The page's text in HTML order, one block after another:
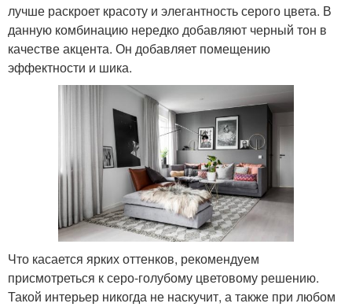
лучше раскроет красоту и элегантность серого цвета. В
данную комбинацию нередко добавляют черный тон в
качестве акцента. Он добавляет помещению
эффектности и шика.
Что касается ярких оттенков, рекомендуем
присмотреться к серо-голубому цветовому решению.
Такой интерьер никогда не наскучит, а также при любом